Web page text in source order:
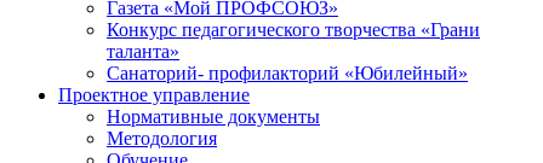
Газета «Мой ПРОФСОЮЗ»
Конкурс педагогического творчества «Грани
таланта»
Санаторий- профилакторий «Юбилейный»
Проектное управление
Нормативные документы
Методология